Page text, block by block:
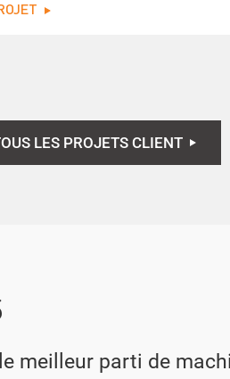
LES PROJETS CLIENT
meilleur parti de